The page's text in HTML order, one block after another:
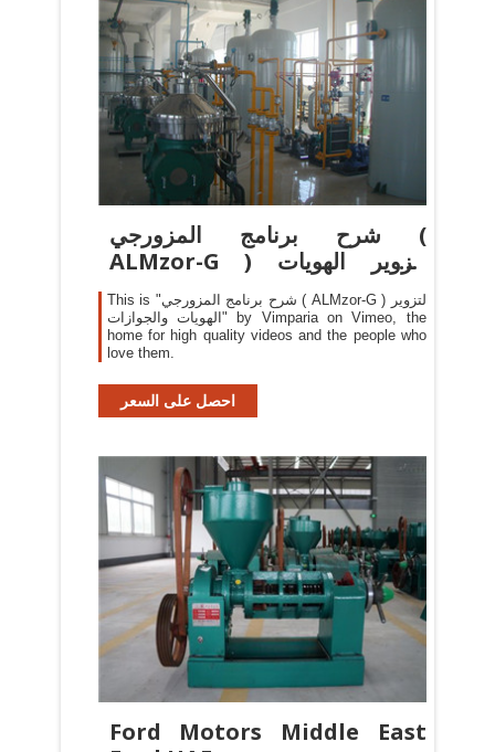
شرح برنامج المزورجي (
ALMzor-G ) لتزوير الهويات
والجوازات
This is "شرح برنامج المزورجي ( ALMzor-G ) لتزوير
الهويات والجوازات" by Vimparia on Vimeo, the
home for high quality videos and the people who
love them.
احصل على السعر
Ford Motors Middle East